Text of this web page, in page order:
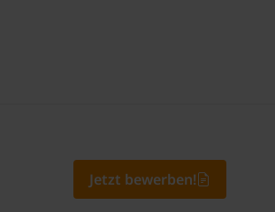
Jetzt bewerben!